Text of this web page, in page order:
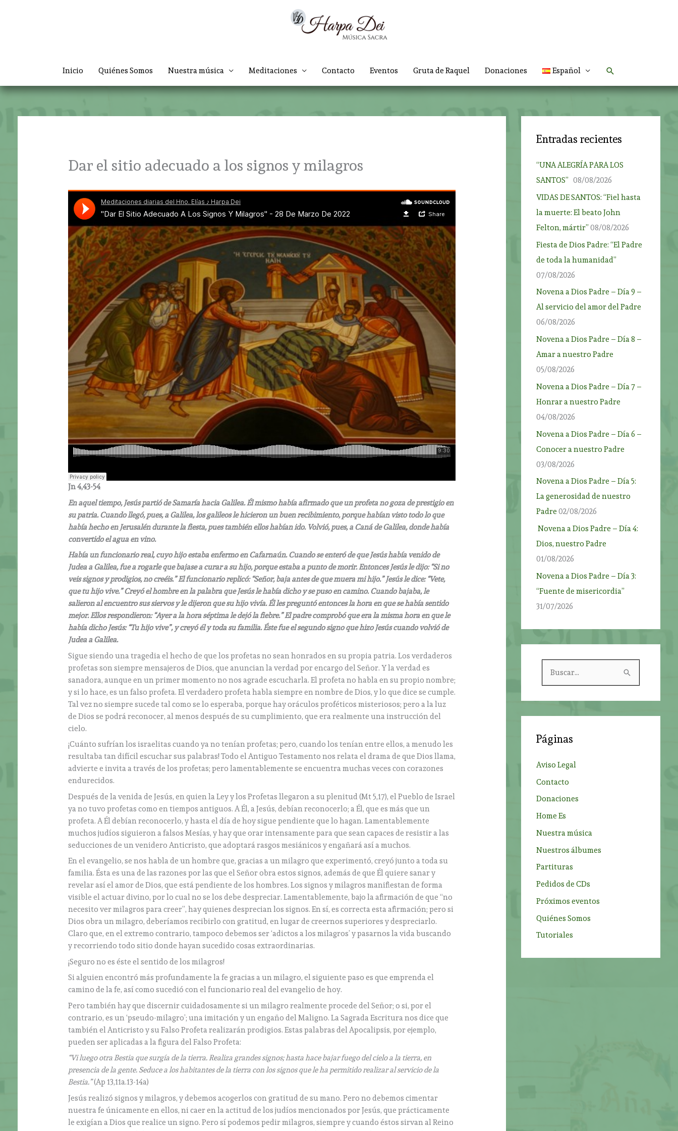
Inicio Quiénes Somos Nuestra música Meditaciones Contacto Eventos Gruta de Raquel Donaciones Español Buscar
Dar el sitio adecuado a los signos y milagros
Jn 4,43-54
En aquel tiempo, Jesús partió de Samaría hacia Galilea. Él mismo había afirmado que un profeta no goza de prestigio en
su patria. Cuando llegó, pues, a Galilea, los galileos le hicieron un buen recibimiento, porque habían visto todo lo que
había hecho en Jerusalén durante la fiesta, pues también ellos habían ido. Volvió, pues, a Caná de Galilea, donde había
convertido el agua en vino.
Había un funcionario real, cuyo hijo estaba enfermo en Cafarnaún. Cuando se enteró de que Jesús había venido de
Judea a Galilea, fue a rogarle que bajase a curar a su hijo, porque estaba a punto de morir. Entonces Jesús le dijo: “Si no
veis signos y prodigios, no creéis.” El funcionario replicó: “Señor, baja antes de que muera mi hijo.” Jesús le dice: “Vete,
que tu hijo vive.” Creyó el hombre en la palabra que Jesús le había dicho y se puso en camino. Cuando bajaba, le
salieron al encuentro sus siervos y le dijeron que su hijo vivía. Él les preguntó entonces la hora en que se había sentido
mejor. Ellos respondieron: “Ayer a la hora séptima le dejó la fiebre.” El padre comprobó que era la misma hora en que le
había dicho Jesús: “Tu hijo vive”, y creyó él y toda su familia. Éste fue el segundo signo que hizo Jesús cuando volvió de
Judea a Galilea.
Sigue siendo una tragedia el hecho de que los profetas no sean honrados en su propia patria. Los verdaderos
profetas son siempre mensajeros de Dios, que anuncian la verdad por encargo del Señor. Y la verdad es
sanadora, aunque en un primer momento no nos agrade escucharla. El profeta no habla en su propio nombre;
y si lo hace, es un falso profeta. El verdadero profeta habla siempre en nombre de Dios, y lo que dice se cumple.
Tal vez no siempre sucede tal como se lo esperaba, porque hay oráculos proféticos misteriosos; pero a la luz
de Dios se podrá reconocer, al menos después de su cumplimiento, que era realmente una instrucción del
cielo.
¡Cuánto sufrían los israelitas cuando ya no tenían profetas; pero, cuando los tenían entre ellos, a menudo les
resultaba tan difícil escuchar sus palabras! Todo el Antiguo Testamento nos relata el drama de que Dios llama,
advierte e invita a través de los profetas; pero lamentablemente se encuentra muchas veces con corazones
endurecidos.
Después de la venida de Jesús, en quien la Ley y los Profetas llegaron a su plenitud (Mt 5,17), el Pueblo de Israel
ya no tuvo profetas como en tiempos antiguos. A Él, a Jesús, debían reconocerlo; a Él, que es más que un
profeta. A Él debían reconocerlo, y hasta el día de hoy sigue pendiente que lo hagan. Lamentablemente
muchos judíos siguieron a falsos Mesías, y hay que orar intensamente para que sean capaces de resistir a las
seducciones de un venidero Anticristo, que adoptará rasgos mesiánicos y engañará así a muchos.
En el evangelio, se nos habla de un hombre que, gracias a un milagro que experimentó, creyó junto a toda su
familia. Ésta es una de las razones por las que el Señor obra estos signos, además de que Él quiere sanar y
revelar así el amor de Dios, que está pendiente de los hombres. Los signos y milagros manifiestan de forma
visible el actuar divino, por lo cual no se los debe despreciar. Lamentablemente, bajo la afirmación de que “no
necesito ver milagros para creer”, hay quienes desprecian los signos. En sí, es correcta esta afirmación; pero si
Dios obra un milagro, deberíamos recibirlo con gratitud, en lugar de creernos superiores y despreciarlo.
Claro que, en el extremo contrario, tampoco debemos ser ‘adictos a los milagros’ y pasarnos la vida buscando
y recorriendo todo sitio donde hayan sucedido cosas extraordinarias.
¡Seguro no es éste el sentido de los milagros!
Si alguien encontró más profundamente la fe gracias a un milagro, el siguiente paso es que emprenda el
camino de la fe, así como sucedió con el funcionario real del evangelio de hoy.
Pero también hay que discernir cuidadosamente si un milagro realmente procede del Señor; o si, por el
contrario, es un ‘pseudo-milagro’; una imitación y un engaño del Maligno. La Sagrada Escritura nos dice que
también el Anticristo y su Falso Profeta realizarán prodigios. Estas palabras del Apocalipsis, por ejemplo,
pueden ser aplicadas a la figura del Falso Profeta:
“Vi luego otra Bestia que surgía de la tierra. Realiza grandes signos; hasta hace bajar fuego del cielo a la tierra, en
presencia de la gente. Seduce a los habitantes de la tierra con los signos que le ha permitido realizar al servicio de la
Bestia.”(Ap 13,11a.13-14a)
Jesús realizó signos y milagros, y debemos acogerlos con gratitud de su mano. Pero no debemos cimentar
nuestra fe únicamente en ellos, ni caer en la actitud de los judíos mencionados por Jesús, que prácticamente
le exigían a Dios que realice un signo. Pero sí podemos pedir milagros, siempre y cuando éstos sirvan al Reino
Entradas recientes
“UNA ALEGRÍA PARA LOS
SANTOS” 08/08/2026
VIDAS DE SANTOS: “Fiel hasta
la muerte: El beato John
Felton, mártir” 08/08/2026
Fiesta de Dios Padre: “El Padre
de toda la humanidad”
07/08/2026
Novena a Dios Padre – Día 9 –
Al servicio del amor del Padre
06/08/2026
Novena a Dios Padre – Día 8 –
Amar a nuestro Padre
05/08/2026
Novena a Dios Padre – Día 7 –
Honrar a nuestro Padre
04/08/2026
Novena a Dios Padre – Día 6 –
Conocer a nuestro Padre
03/08/2026
Novena a Dios Padre – Día 5:
La generosidad de nuestro
Padre 02/08/2026
Novena a Dios Padre – Día 4:
Dios, nuestro Padre
01/08/2026
Novena a Dios Padre – Día 3:
“Fuente de misericordia”
31/07/2026
r
:
Páginas
Aviso Legal
Contacto
Donaciones
Home Es
Nuestra música
Nuestros álbumes
Partituras
Pedidos de CDs
Próximos eventos
Quiénes Somos
Tutoriales